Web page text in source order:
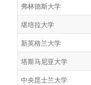
弗林德斯大学
堪培拉大学
新英格兰大学
塔斯马尼亚大学
中央昆士兰大学